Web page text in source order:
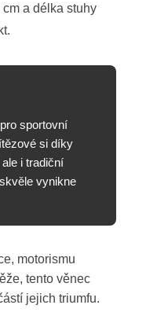
cm a délka stuhy
sportovní
si díky
i tradiční
vynikne
motorismu
tento věnec
jejich triumfu.